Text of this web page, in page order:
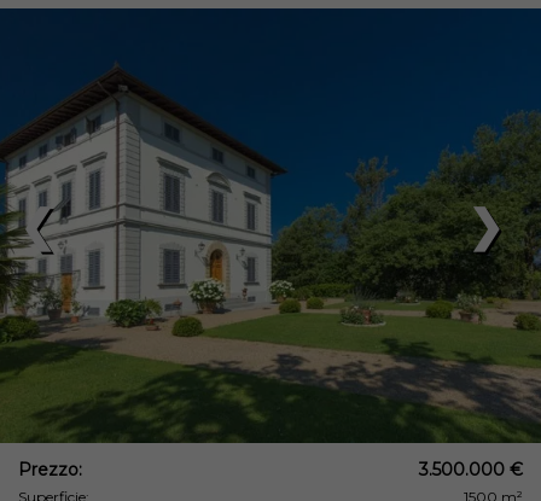
❯
❮
Prezzo: 3.500.000 €
Superficie:
1500 m²